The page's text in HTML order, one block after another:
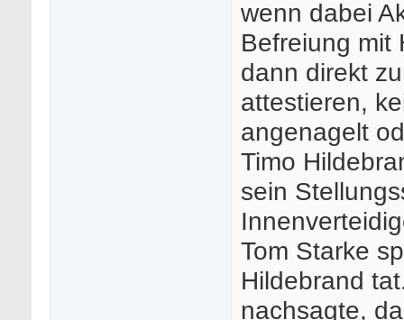
wenn dabei
Befreiung mit
dann direkt
attestieren,
angenagelt
Timo
sein
Tom Starke
Hildebrand
nachsagte,